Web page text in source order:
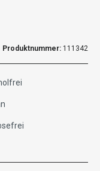
Produktnummer: 111342